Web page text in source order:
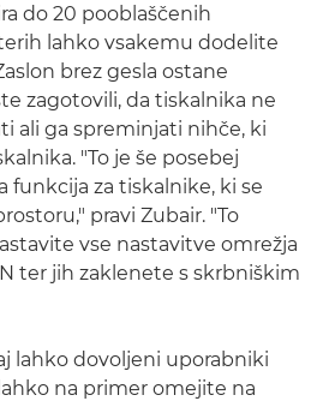
do 20 pooblaščenih
lahko vsakemu dodelite
brez gesla ostane
zagotovili, da tiskalnika ne
ali ga spreminjati nihče, ki
"To je še posebej
funkcija za tiskalnike, ki se
pravi Zubair. "To
vse nastavitve omrežja
ter jih zaklenete s skrbniškim
lahko dovoljeni uporabniki
na primer omejite na